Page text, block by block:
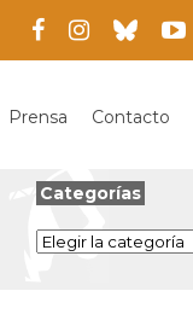
Prensa Contacto
Categorías
Categorías